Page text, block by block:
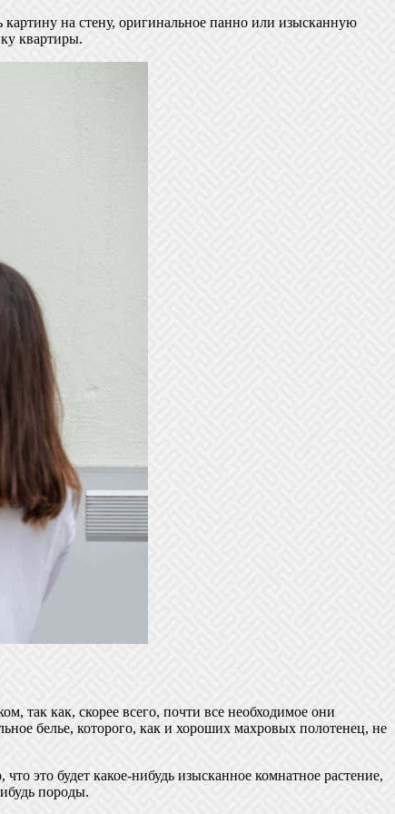
на стену, оригинальное панно или изысканную
квартиры.
так как, скорее всего, почти все необходимое они
белье, которого, как и хороших махровых полотенец, не
это будет какое-нибудь изысканное комнатное растение,
породы.